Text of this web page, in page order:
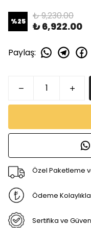
%25 ₺ 9,230.00
₺ 6,922.00
Paylaş:
Özel Paketleme
Ödeme
Sertifika ve